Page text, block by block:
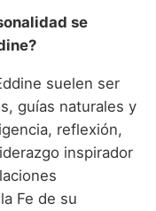
se
suelen ser
guías naturales y
reflexión,
inspirador
Fe de su